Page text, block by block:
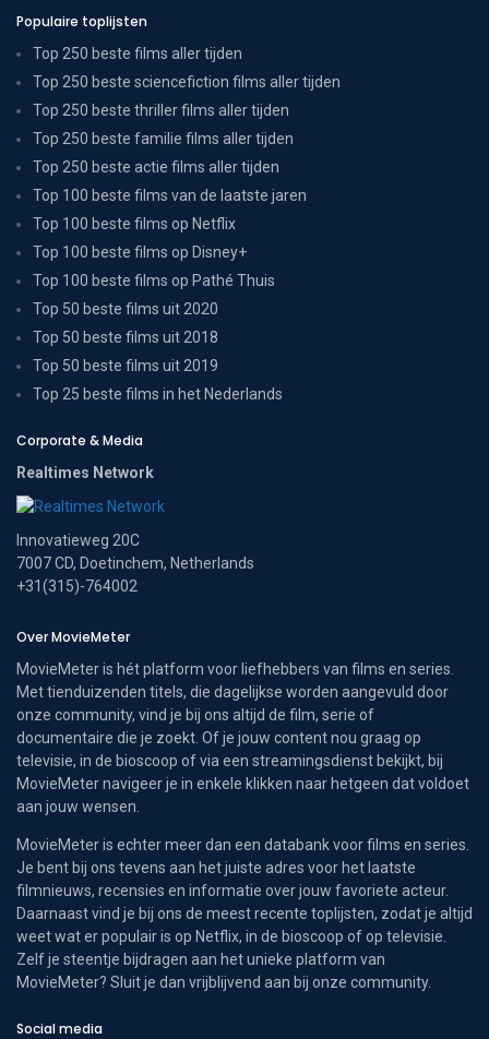
Populaire toplijsten
Top 250 beste films aller tijden
Top 250 beste sciencefiction films aller tijden
Top 250 beste thriller films aller tijden
Top 250 beste familie films aller tijden
Top 250 beste actie films aller tijden
Top 100 beste films van de laatste jaren
Top 100 beste films op Netflix
Top 100 beste films op Disney+
Top 100 beste films op Pathé Thuis
Top 50 beste films uit 2020
Top 50 beste films uit 2018
Top 50 beste films uit 2019
Top 25 beste films in het Nederlands
Corporate & Media
Realtimes Network
Innovatieweg 20C
7007 CD, Doetinchem, Netherlands
+31(315)-764002
Over MovieMeter
MovieMeter is hét platform voor liefhebbers van films en series.
Met tienduizenden titels, die dagelijkse worden aangevuld door
onze community, vind je bij ons altijd de film, serie of
documentaire die je zoekt. Of je jouw content nou graag op
televisie, in de bioscoop of via een streamingsdienst bekijkt, bij
MovieMeter navigeer je in enkele klikken naar hetgeen dat voldoet
aan jouw wensen.
MovieMeter is echter meer dan een databank voor films en series.
Je bent bij ons tevens aan het juiste adres voor het laatste
filmnieuws, recensies en informatie over jouw favoriete acteur.
Daarnaast vind je bij ons de meest recente toplijsten, zodat je altijd
weet wat er populair is op Netflix, in de bioscoop of op televisie.
Zelf je steentje bijdragen aan het unieke platform van
MovieMeter? Sluit je dan vrijblijvend aan bij onze community.
Social media